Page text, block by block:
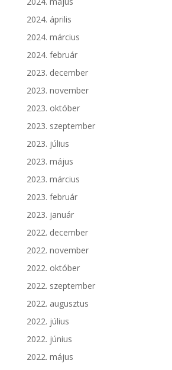
2024. április
2024. március
2024. február
2023. december
2023. november
2023. október
2023. szeptember
2023. július
2023. május
2023. március
2023. február
2023. január
2022. december
2022. november
2022. október
2022. szeptember
2022. augusztus
2022. július
2022. június
2022. május